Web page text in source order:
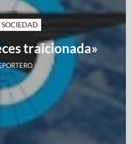
SOCIEDAD
traicionada»